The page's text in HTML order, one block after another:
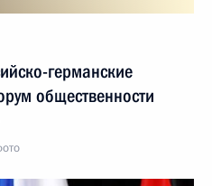
германские
общественности